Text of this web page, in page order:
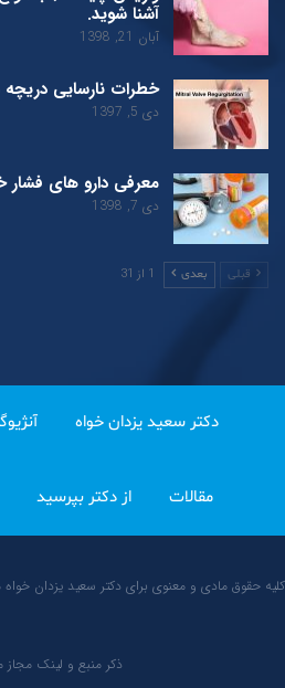
آشنا شوید.
آبان 21, 1398
خطرات نارسایی دریچه
دی 5, 1397
معرفی دارو های فشار
دی 7, 1398
قبلی بعدی 1 از 31
دکتر سعید یزدان خواه
مقالات از دکتر بپرسید
کلیه حقوق مادی و معنوی برای دکتر سعید یزدان
ذکر منبع و لینک